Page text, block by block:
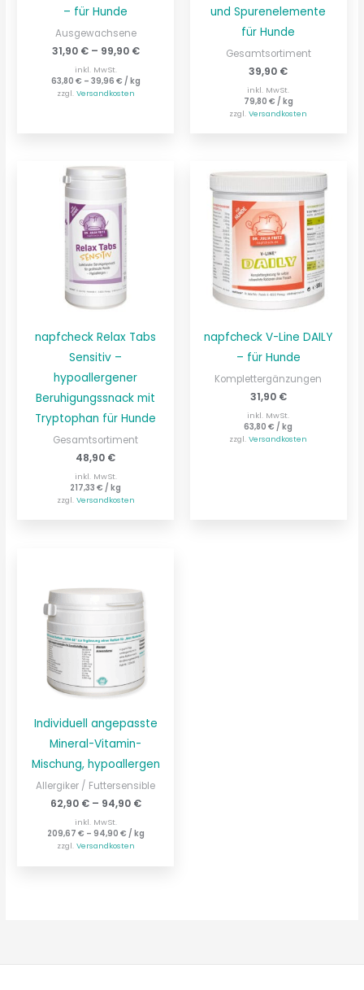
– für Hunde
Ausgewachsene
31,90 €– 99,90 €
inkl. MwSt.
63,80 € – 39,96 € / kg
zzgl. Versandkosten
und Spurenelemente
für Hunde
Gesamtsortiment
39,90 €
inkl. MwSt.
79,80 € / kg
zzgl.Versandkosten
napfcheck Relax Tabs
Sensitiv –
hypoallergener
Beruhigungssnack mit
Tryptophan für Hunde
Gesamtsortiment
48,90 €
inkl. MwSt.
217,33€ /kg
zzgl. Versandkosten
napfcheck V-Line DAILY
– für Hunde
Komplettergänzungen
31,90 €
inkl. MwSt.
63,80€ /kg
zzgl.Versandkosten
Individuell angepasste
Mineral-Vitamin-
Mischung, hypoallergen
Allergiker / Futtersensible
62,90 €– 94,90 €
inkl. MwSt.
209,67 € – 94,90 € / kg
zzgl. Versandkosten